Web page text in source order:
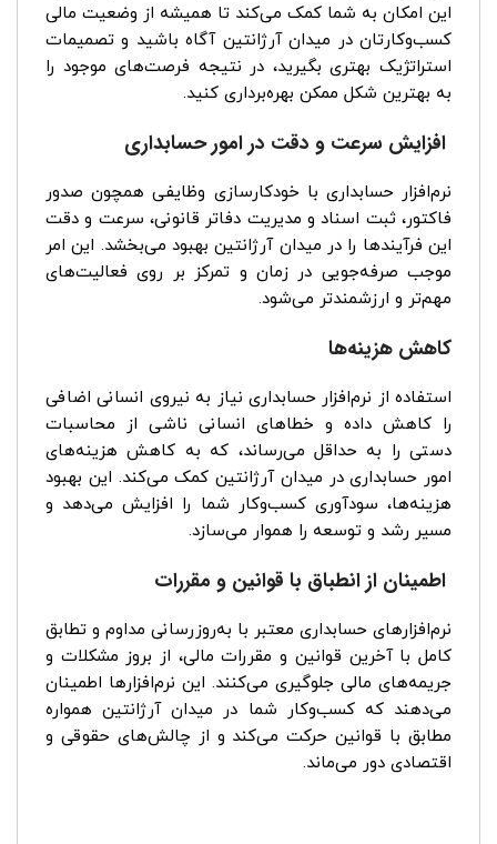
این امکان به شما کمک می‌کند تا همیشه از وضعیت مالی
کسب‌وکارتان در میدان آرژانتین آگاه باشید و تصمیمات
استراتژیک بهتری بگیرید، در نتیجه فرصت‌های موجود را
به بهترین شکل ممکن بهره‌برداری کنید.
افزایش سرعت و دقت در امور حسابداری
نرم‌افزار حسابداری با خودکارسازی وظایفی همچون صدور
فاکتور، ثبت اسناد و مدیریت دفاتر قانونی، سرعت و دقت
این فرآیندها را در میدان آرژانتین بهبود می‌بخشد. این امر
موجب صرفه‌جویی در زمان و تمرکز بر روی فعالیت‌های
مهم‌تر و ارزشمندتر می‌شود.
کاهش هزینه‌ها
استفاده از نرم‌افزار حسابداری نیاز به نیروی انسانی اضافی
را کاهش داده و خطاهای انسانی ناشی از محاسبات
دستی را به حداقل می‌رساند، که به کاهش هزینه‌های
امور حسابداری در میدان آرژانتین کمک می‌کند. این بهبود
هزینه‌ها، سودآوری کسب‌وکار شما را افزایش می‌دهد و
مسیر رشد و توسعه را هموار می‌سازد.
اطمینان از انطباق با قوانین و مقررات
نرم‌افزارهای حسابداری معتبر با به‌روزرسانی مداوم و تطابق
کامل با آخرین قوانین و مقررات مالی، از بروز مشکلات و
جریمه‌های مالی جلوگیری می‌کنند. این نرم‌افزارها اطمینان
می‌دهند که کسب‌وکار شما در میدان آرژانتین همواره
مطابق با قوانین حرکت می‌کند و از چالش‌های حقوقی و
اقتصادی دور می‌ماند.